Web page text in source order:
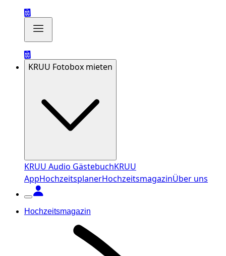
KRUU Fotobox mieten
KRUU Audio GästebuchKRUU
AppHochzeitsplanerHochzeitsmagazinÜber uns
Hochzeitsmagazin